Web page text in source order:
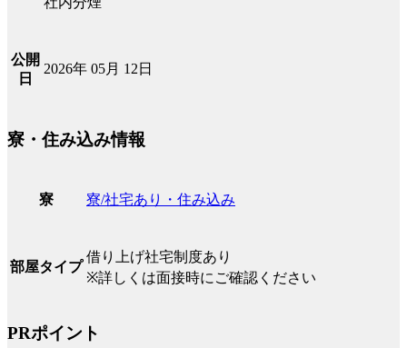
公開
日
2026年 05月 12日
寮・住み込み情報
寮 寮/社宅あり・住み込み
部屋タイプ
借り上げ社宅制度あり
※詳しくは面接時にご確認ください
PRポイント